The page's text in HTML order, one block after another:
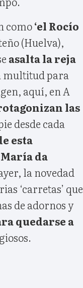
como‘el Rocío
(Huelva),
asalta la reja
multitud para
aquí, en A
las
desde cada
esta
da
la novedad
‘carretas’ que
de adornos y
quedarse a